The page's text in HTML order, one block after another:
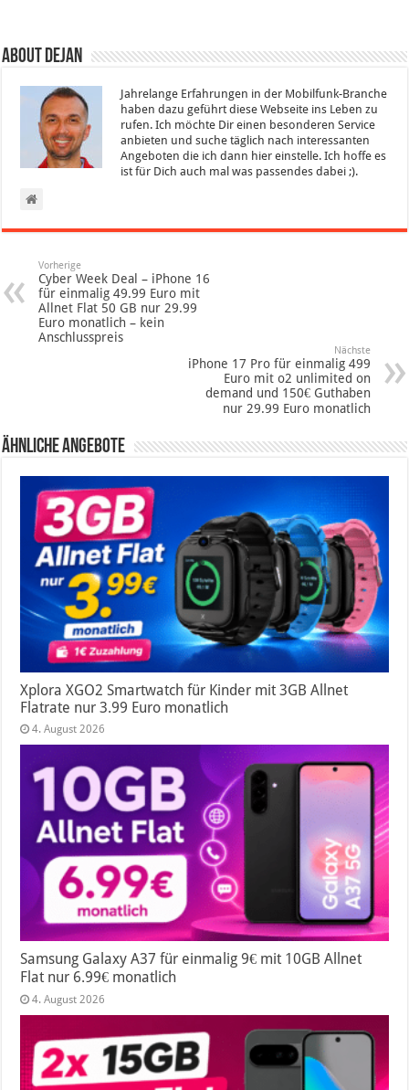
About Dejan
Jahrelange Erfahrungen in der Mobilfunk-Branche
haben dazu geführt diese Webseite ins Leben zu
rufen. Ich möchte Dir einen besonderen Service
anbieten und suche täglich nach interessanten
Angeboten die ich dann hier einstelle. Ich hoffe es
ist für Dich auch mal was passendes dabei ;).
Vorherige
Cyber Week Deal – iPhone 16
für einmalig 49.99 Euro mit
Allnet Flat 50 GB nur 29.99
Euro monatlich – kein
Anschlusspreis
Nächste
iPhone 17 Pro für einmalig 499
Euro mit o2 unlimited on
demand und 150€ Guthaben
nur 29.99 Euro monatlich
Ähnliche Angebote
Xplora XGO2 Smartwatch für Kinder mit 3GB Allnet
Flatrate nur 3.99 Euro monatlich
4. August 2026
Samsung Galaxy A37 für einmalig 9€ mit 10GB Allnet
Flat nur 6.99€ monatlich
4. August 2026